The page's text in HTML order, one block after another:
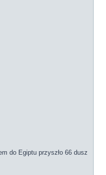
do Egiptu przyszło 66 dusz